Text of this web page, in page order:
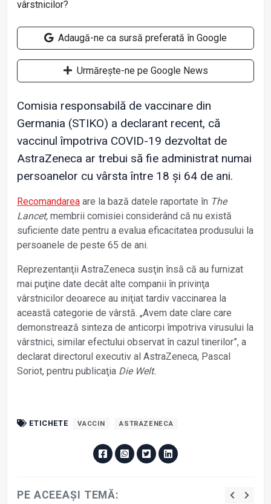
Adaugă-ne ca sursă preferată în Google
Urmărește-ne pe Google News
Comisia responsabilă de vaccinare din
Germania (STIKO) a declarant recent, că
vaccinul împotriva COVID-19 dezvoltat de
AstraZeneca ar trebui să fie administrat numai
persoanelor cu vârsta între 18 și 64 de ani.
Recomandarea are la bază datele raportate în The
Lancet, membrii comisiei considerând că nu există
suficiente date pentru a evalua eficacitatea produsului la
persoanele de peste 65 de ani.
Reprezentanţii AstraZeneca susţin însă că au furnizat
mai puţine date decât alte companii în privinţa
vârstnicilor deoarece au iniţiat tardiv vaccinarea la
această categorie de vârstă. „Avem date clare care
demonstrează sinteza de anticorpi împotriva virusului la
vârstnici, similar efectului observat în cazul tinerilor”, a
declarat directorul executiv al AstraZeneca, Pascal
Soriot, pentru publicaţia Die Welt.
ETICHETE VACCIN ASTRAZENECA
PE ACEEAȘI TEMĂ: